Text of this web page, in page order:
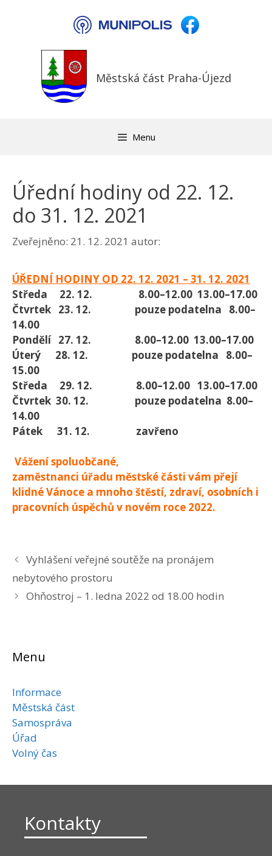
Městská část Praha-Újezd
Menu
Úřední hodiny od 22. 12.
do 31. 12. 2021
Zveřejněno: 21. 12. 2021 autor:
ÚŘEDNÍ HODINY OD 22. 12. 2021 – 31. 12. 2021
Středa 22. 12. 8.00–12.00 13.00–17.00
Čtvrtek 23. 12. pouze podatelna 8.00–
14.00
Pondělí 27. 12. 8.00–12.00 13.00–17.00
Úterý 28. 12. pouze podatelna 8.00–
15.00
Středa 29. 12. 8.00–12.00 13.00–17.00
Čtvrtek 30. 12. pouze podatelna 8.00–
14.00
Pátek 31. 12. zavřeno
Vážení spoluobčané,
zaměstnanci úřadu městské části vám přejí
klidné Vánoce a mnoho štěstí, zdraví, osobních i
pracovních úspěchů v novém roce 2022.
Vyhlášení veřejné soutěže na pronájem
nebytového prostoru
Ohňostroj – 1. ledna 2022 od 18.00 hodin
Menu
Informace
Městská část
Samospráva
Úřad
Volný čas
Kontakty